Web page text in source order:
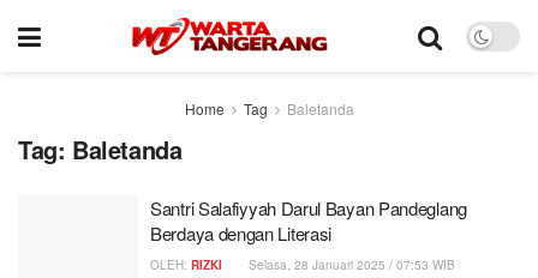
Home Tag Baletanda
Tag: Baletanda
Santri Salafiyyah Darul Bayan Pandeglang
Berdaya dengan Literasi
OLEH: RIZKI Selasa, 28 Januari 2025 / 07:53 WIB